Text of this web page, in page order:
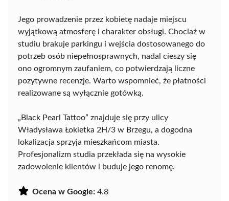
Jego prowadzenie przez kobietę nadaje miejscu
wyjątkową atmosferę i charakter obsługi. Chociaż w
studiu brakuje parkingu i wejścia dostosowanego do
potrzeb osób niepełnosprawnych, nadal cieszy się
ono ogromnym zaufaniem, co potwierdzają liczne
pozytywne recenzje. Warto wspomnieć, że płatności
realizowane są wyłącznie gotówką.
„Black Pearl Tattoo” znajduje się przy ulicy
Władysława Łokietka 2H/3 w Brzegu, a dogodna
lokalizacja sprzyja mieszkańcom miasta.
Profesjonalizm studia przekłada się na wysokie
zadowolenie klientów i buduje jego renomę.
Ocena w Google: 4.8